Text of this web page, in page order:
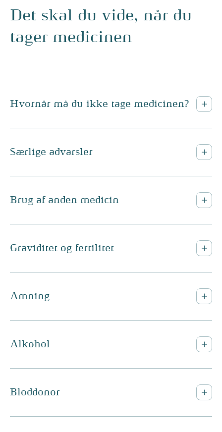
Det skal du vide, når du
tager medicinen
Hvornår må du ikke tage medicinen?
Særlige advarsler
Brug af anden medicin
Graviditet og fertilitet
Amning
Alkohol
Bloddonor